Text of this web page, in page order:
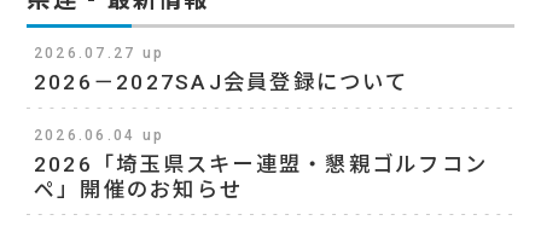
2026.07.27 up
2026－2027SAJ会員登録について
2026.06.04 up
2026「埼玉県スキー連盟・懇親ゴルフコン
ペ」開催のお知らせ